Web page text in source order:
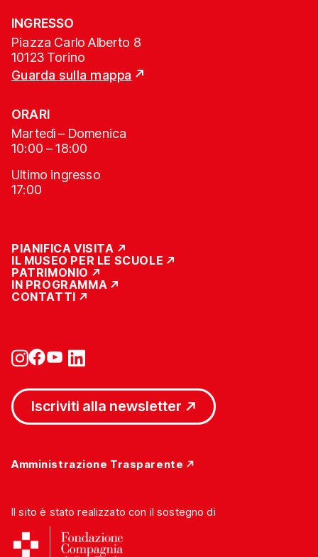
INGRESSO
Piazza Carlo Alberto 8
10123 Torino
Guarda sulla mappa
ORARI
Martedì – Domenica
10:00 – 18:00
Ultimo ingresso
17:00
PIANIFICA VISITA
IL MUSEO PER LE SCUOLE
PATRIMONIO
IN PROGRAMMA
CONTATTI
Iscriviti alla newsletter
Amministrazione Trasparente
Il sito è stato realizzato con il sostegno di